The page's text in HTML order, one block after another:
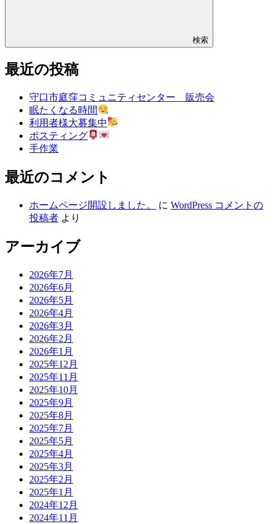
検索
最近の投稿
守口市庭窪コミュニティセンター 販売会
眠たくなる時間
利用者様大募集中
ポスティング
手作業
最近のコメント
ホームページ開設しました。 に WordPress コメントの
投稿者 より
アーカイブ
2026年7月
2026年6月
2026年5月
2026年4月
2026年3月
2026年2月
2026年1月
2025年12月
2025年11月
2025年10月
2025年9月
2025年8月
2025年7月
2025年5月
2025年4月
2025年3月
2025年2月
2025年1月
2024年12月
2024年11月